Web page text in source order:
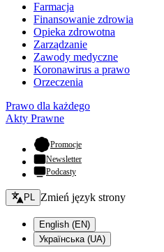
Farmacja
Finansowanie zdrowia
Opieka zdrowotna
Zarządzanie
Zawody medyczne
Koronawirus a prawo
Orzeczenia
Prawo dla każdego
Akty Prawne
Promocje- otwiera się w nowej
Newsletter
Podcasty
Zmień język - bieżący:
PL Zmień język strony
English (EN)
Українська (UA)